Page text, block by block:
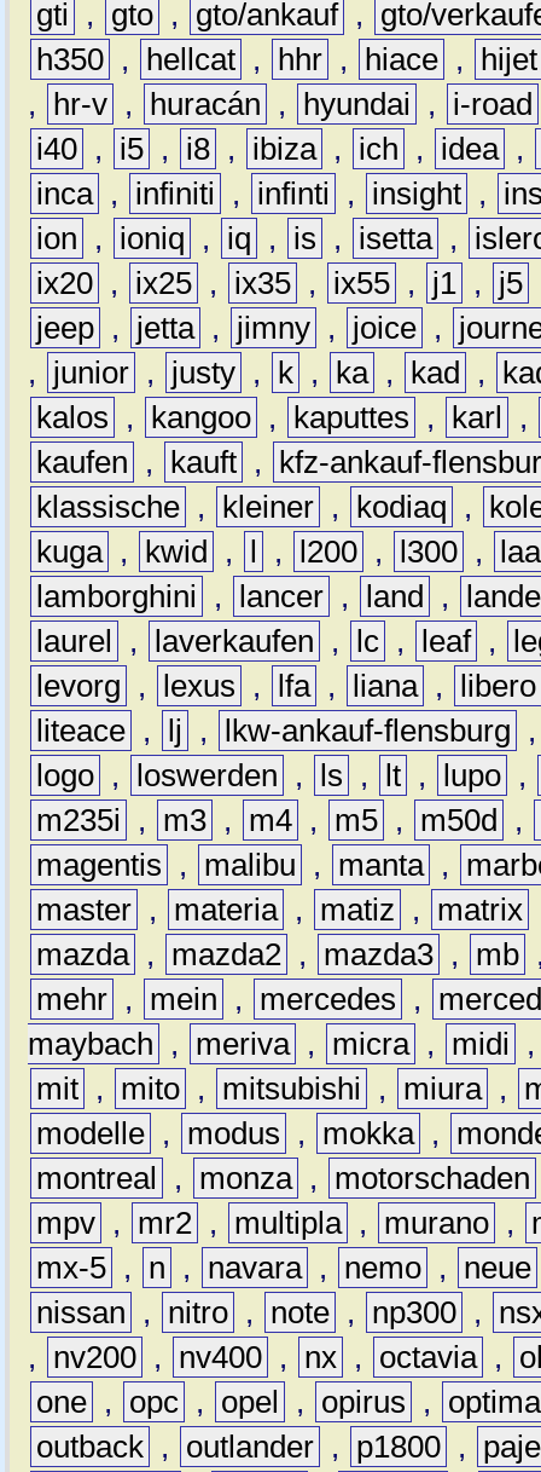
gti
, gto , gto/ankauf ,
gto/
h350 , hellcat , hhr , hiace ,
hijet
,
hr-v , huracán , hyundai ,
i-road
i40 , i5 , i8 , ibiza , ich , idea ,
inca , infiniti , infinti , insight ,
ion
, ioniq , iq , is , isetta ,
ix20 , ix25 , ix35 , ix55 , j1 , j5
jeep , jetta , jimny , joice ,
,
junior , justy , k , ka , kad ,
kalos
, kangoo , kaputtes , karl
,
kaufen
, kauft ,
kfz-ankauf-
klassische , kleiner , kodiaq ,
kuga , kwid , l , l200 , l300 ,
lamborghini
, lancer , land ,
laurel
, laverkaufen , lc , leaf ,
levorg
, lexus , lfa , liana ,
libero
liteace , lj , lkw-ankauf-flensburg
logo , loswerden , ls , lt , lupo ,
m235i
, m3 , m4 , m5 , m50d ,
magentis
, malibu , manta ,
master , materia , matiz , matrix
mazda , mazda2 , mazda3 , mb
mehr , mein , mercedes ,
maybach
, meriva , micra , midi
mit , mito , mitsubishi , miura ,
modelle , modus , mokka ,
montreal
, monza , motorschaden
mpv , mr2 , multipla , murano ,
mx-5 , n , navara , nemo , neue
nissan
, nitro , note , np300 ,
,
nv200 , nv400 , nx , octavia ,
one , opc , opel , opirus ,
optima
outback , outlander , p1800 ,